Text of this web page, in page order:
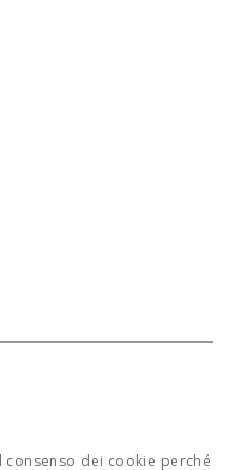
dei cookie perché